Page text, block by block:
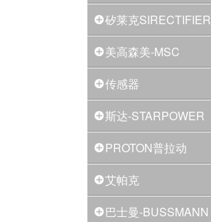
矽莱克SIRECTIFIER
美高森美-MSC
传感器
斯达-STARPOWER
PROTON普拉动
艾帕克
巴士曼-BUSSMANN